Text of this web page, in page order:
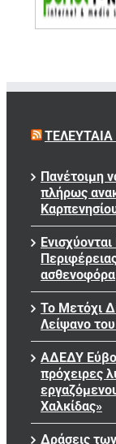
Πανέτοιμη
πλήρως
ασθενοφόρα
Το Μετόχι
Λείψανο
ΑΔΕΔΥ
πρόχειρες
Χαλκίδας»
Δράσεις